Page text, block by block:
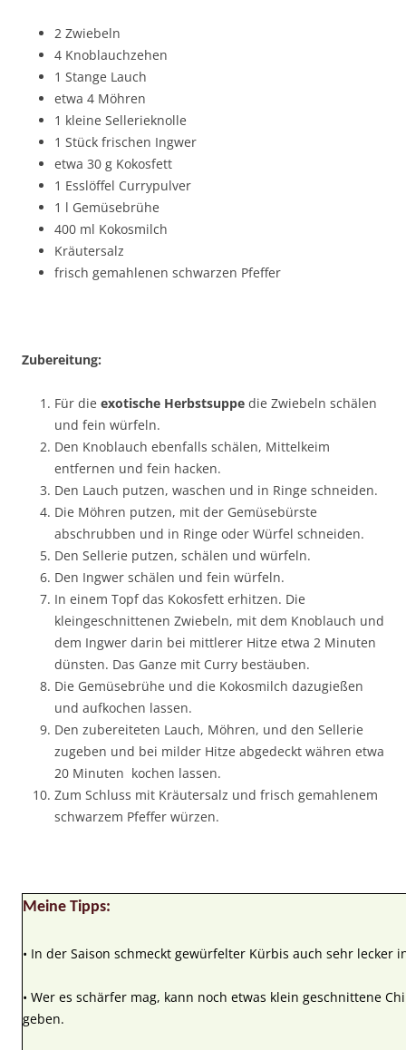
2 Zwiebeln
4 Knoblauchzehen
1 Stange Lauch
etwa 4 Möhren
1 kleine Sellerieknolle
1 Stück frischen Ingwer
etwa 30 g Kokosfett
1 Esslöffel Currypulver
1 l Gemüsebrühe
400 ml Kokosmilch
Kräutersalz
frisch gemahlenen schwarzen Pfeffer
Zubereitung:
Für die exotische Herbstsuppe die Zwiebeln schälen
und fein würfeln.
Den Knoblauch ebenfalls schälen, Mittelkeim
entfernen und fein hacken.
Den Lauch putzen, waschen und in Ringe schneiden.
Die Möhren putzen, mit der Gemüsebürste
abschrubben und in Ringe oder Würfel schneiden.
Den Sellerie putzen, schälen und würfeln.
Den Ingwer schälen und fein würfeln.
In einem Topf das Kokosfett erhitzen. Die
kleingeschnittenen Zwiebeln, mit dem Knoblauch und
dem Ingwer darin bei mittlerer Hitze etwa 2 Minuten
dünsten. Das Ganze mit Curry bestäuben.
Die Gemüsebrühe und die Kokosmilch dazugießen
und aufkochen lassen.
Den zubereiteten Lauch, Möhren, und den Sellerie
zugeben und bei milder Hitze abgedeckt währen etwa
20 Minuten kochen lassen.
Zum Schluss mit Kräutersalz und frisch gemahlenem
schwarzem Pfeffer würzen.
Meine Tipps:
• In der Saison schmeckt gewürfelter Kürbis auch sehr lecker
• Wer es schärfer mag, kann noch etwas klein geschnittene
geben.